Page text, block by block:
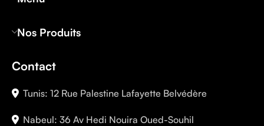
Nos Produits
Contact
Tunis: 12 Rue Palestine Lafayette Belvédère
Nabeul: 36 Av Hedi Nouira Oued-Souhil